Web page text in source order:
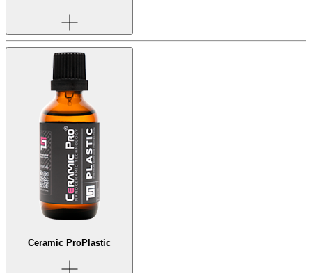
Ceramic ProPlastic